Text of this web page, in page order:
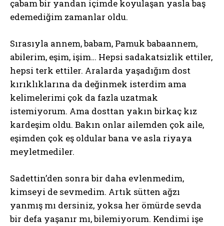
çabam bir yandan içimde koyulaşan yasla baş
edemediğim zamanlar oldu.
Sırasıyla annem, babam, Pamuk babaannem,
abilerim, eşim, işim… Hepsi sadakatsizlik ettiler,
hepsi terk ettiler. Aralarda yaşadığım dost
kırıklıklarına da değinmek isterdim ama
kelimelerimi çok da fazla uzatmak
istemiyorum. Ama dosttan yakın birkaç kız
kardeşim oldu. Bakın onlar ailemden çok aile,
eşimden çok eş oldular bana ve asla riyaya
meyletmediler.
Sadettin’den sonra bir daha evlenmedim,
kimseyi de sevmedim. Artık sütten ağzı
yanmış mı dersiniz, yoksa her ömürde sevda
bir defa yaşanır mı, bilemiyorum. Kendimi işe